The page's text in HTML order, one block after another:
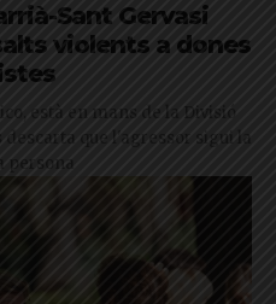
Sant Gervasi
violents a dones
està en mans de la Divisió
que l'agressor sigui la
persona